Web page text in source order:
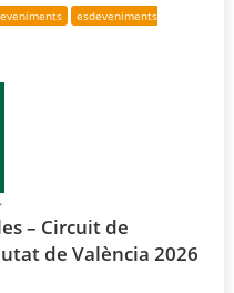
esdeveniments
– Circuit de
de València 2026